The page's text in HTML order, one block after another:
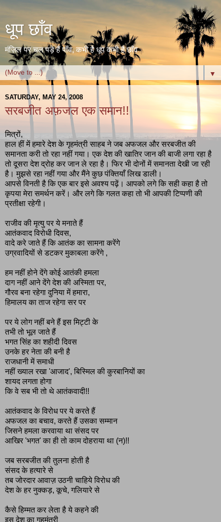
धूप छाँव
मंज़िल पर चल पड़े हैं पाँव, कभी है धूप कभी है छाँव
▼
SATURDAY, MAY 24, 2008
सरबजीत अफ़जल एक समान!!
मित्रों,
हाल हीं में हमारे देश के गृहमंत्री साहब ने जब अफजल और सरबजीत की
समानता करी तो रहा नहीं गया। एक देश की खातिर जान की बाजी लगा रहा है
तो दूसरा देश द्रोह कर जान ले रहा है। फिर भी दोनों में समानता देखी जा रही
है। मुझसे रहा नहीं गया और मैंने कुछ पंक्तियाँ लिख डाली।
आपसे विनती है कि एक बार इसे अवश्य पढ़ें। आपको लगे कि सही कहा है तो
कृपया मेरा समर्थन करें। और लगे कि गलत कहा तो भी आपकी टिप्पणी की
प्रतीक्षा रहेगी।
राजीव की मृत्यु पर ये मनाते हैं
आतंकवाद विरोधी दिवस,
वादे करे जाते हैं कि आतंक का सामना करेंगे
उग्रवादियों से डटकर मुकाबला करेंगे ,
हम नहीं होने देंगे कोई आतंकी हमला
दाग नहीं आने देंगे देश की अस्मिता पर,
गौरव बना रहेगा दुनिया में हमारा,
हिमालय का ताज रहेगा सर पर
पर ये लोग नहीं बने हैं इस मिट्टी के
तभी तो भूल जाते हैं
भगत सिंह का शहीदी दिवस
उनके हर नेता की बनी है
राजधानी में समाधी
नहीं ख्याल रखा 'आजाद', बिस्मिल की कुरबानियों का
शायद लगता होगा
कि वे सब भी तो थे आतंकवादी!!
आतंकवाद के विरोध पर ये करते हैं
अफजल का बचाव, करते हैं उसका सम्मान
जिसने हमला करवाया था संसद पर
आखिर 'भगत' का ही तो काम दोहराया था (न)!!
जब सरबजीत की तुलना होती है
संसद के हत्यारे से
तब जोरदार आवाज़ उठनी चाहिये विरोध की
देश के हर नुक्कड़, कूचे, गलियारे से
कैसे हिम्मत कर लेता है ये कहने की
इस देश का गृहमंत्री